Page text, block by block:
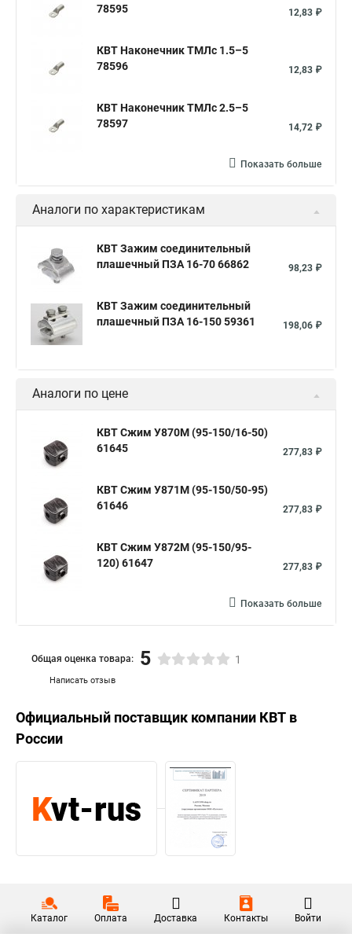
78595
12,83 ₽
КВТ Наконечник ТМЛс 1.5–5
78596
12,83 ₽
КВТ Наконечник ТМЛс 2.5–5
78597
14,72 ₽
Показать больше
Аналоги по характеристикам
КВТ Зажим соединительный
плашечный ПЗА 16-70 66862
98,23 ₽
КВТ Зажим соединительный
плашечный ПЗА 16-150 59361
198,06 ₽
Аналоги по цене
КВТ Сжим У870М (95-150/16-50)
61645
277,83 ₽
КВТ Сжим У871М (95-150/50-95)
61646
277,83 ₽
КВТ Сжим У872М (95-150/95-
120) 61647
277,83 ₽
Показать больше
Написать отзыв
Общая оценка товара: 5 1
Официальный поставщик компании КВТ в
России
Каталог Оплата Доставка Контакты Войти